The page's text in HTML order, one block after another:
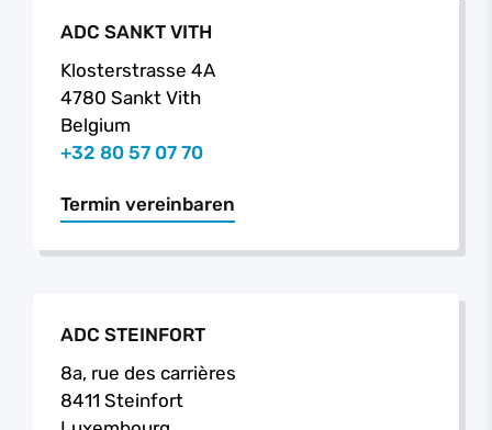
ADC SANKT VITH
Klosterstrasse 4A
4780 Sankt Vith
Belgium
+32 80 57 07 70
Termin vereinbaren
ADC STEINFORT
8a, rue des carrières
8411 Steinfort